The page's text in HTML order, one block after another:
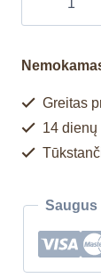
Greitas
14
Saugus